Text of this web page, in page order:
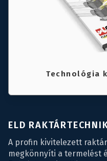
Technológia
ELD
A profin kivitelezett
megkönnyíti a termelést